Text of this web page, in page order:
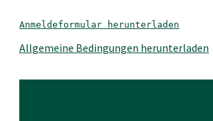
Anmeldeformular herunterladen
Allgemeine Bedingungen herunterladen